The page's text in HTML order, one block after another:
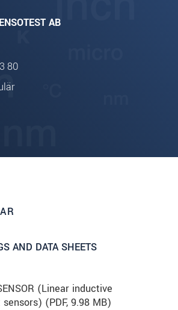
AB
80
AND DATA SHEETS
(Linear inductive
sensors) (PDF, 9.98 MB)